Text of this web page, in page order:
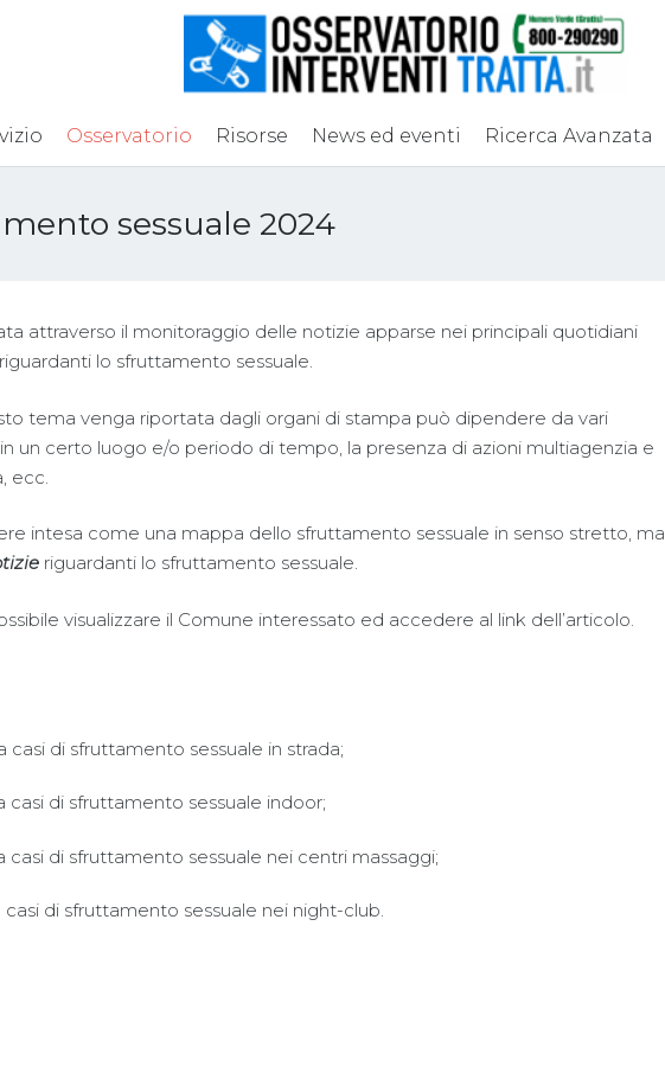
Osservatorio Risorse News ed eventi Ricerca Avanzata
sessuale 2024
attraverso il monitoraggio delle notizie apparse nei principali quotidiani
lo sfruttamento sessuale.
tema venga riportata dagli organi di stampa può dipendere da vari
un certo luogo e/o periodo di tempo, la presenza di azioni multiagenzia e
ecc.
intesa come una mappa dello sfruttamento sessuale in senso stretto, ma
riguardanti lo sfruttamento sessuale.
visualizzare il Comune interessato ed accedere al link dell’articolo.
casi di sfruttamento sessuale in strada;
casi di sfruttamento sessuale indoor;
casi di sfruttamento sessuale nei centri massaggi;
casi di sfruttamento sessuale nei night-club.